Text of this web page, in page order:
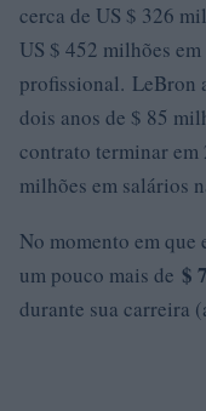
cerca de US $ 326
US $ 452 milhões
profissional. LeBron
dois anos de $ 85
contrato terminar em
milhões em salários
No momento em
um pouco mais de $
durante sua carreira